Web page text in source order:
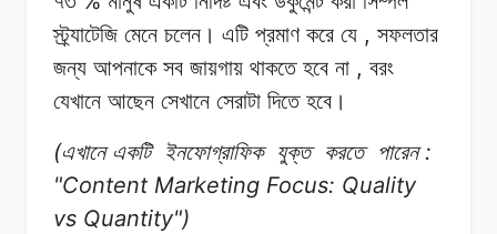
স্ট্র্যাটেজি মেনে চলেন। এটি প্রমাণ করে যে , সফলতার
জন্য আপনাকে সব জায়গায় থাকতে হবে না , বরং
যেখানে আছেন সেখানে সেরাটা দিতে হবে।
(এখানে একটি ইনফোগ্রাফিক যুক্ত করতে পারেন:
"Content Marketing Focus: Quality
vs Quantity")